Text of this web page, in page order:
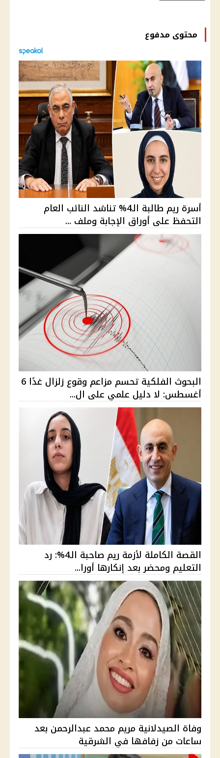
محتوى مدفوع
أسرة ريم طالبة الـ4% تناشد النائب العام
التحفظ على أوراق الإجابة وملف ...
البحوث الفلكية تحسم مزاعم وقوع زلزال غدًا 6
أغسطس: لا دليل علمي على ال...
القصة الكاملة لأزمة ريم صاحبة الـ4%: رد
التعليم ومحضر بعد إنكارها أورا...
وفاة الصيدلانية مريم محمد عبدالرحمن بعد
ساعات من زفافها في الشرقية